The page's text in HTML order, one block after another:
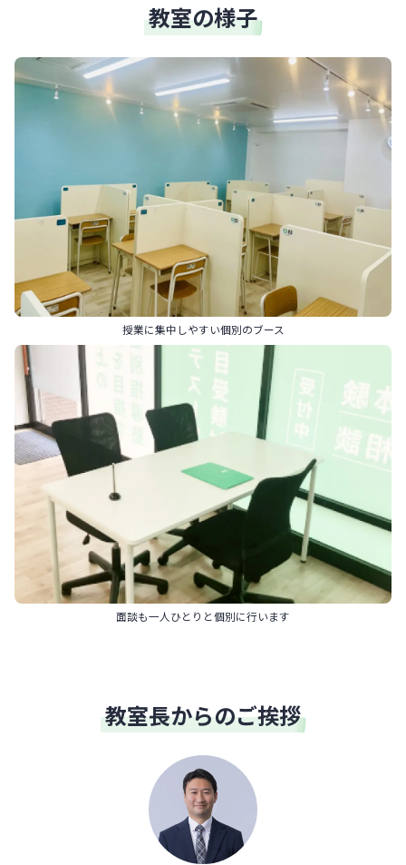
教室の様子
授業に集中しやすい個別のブース
面談も一人ひとりと個別に行います
教室長からのご挨拶